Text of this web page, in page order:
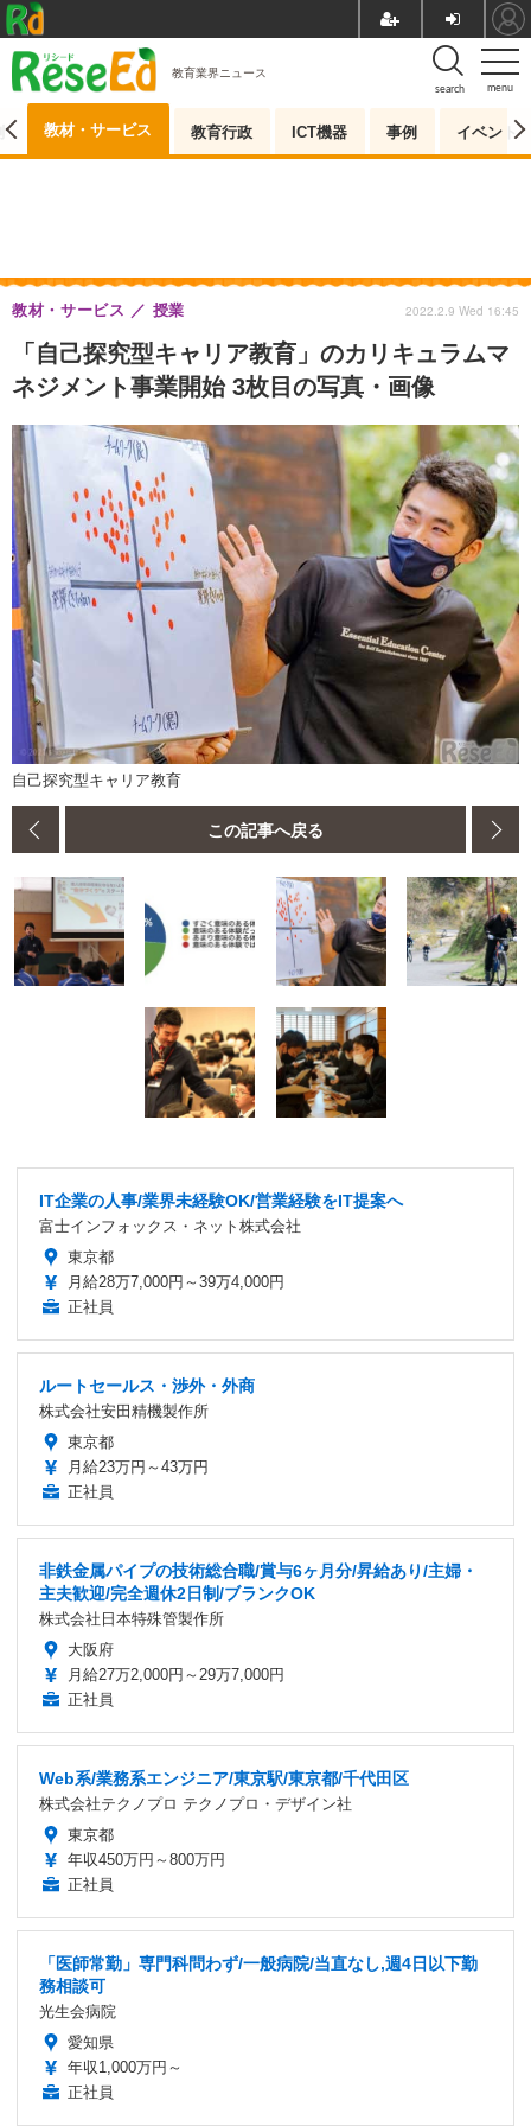
menu
search
教育業界ニュース
教材・サービス 教育行政 ICT機器 事例 イベント
「自己探究型キャリア教育」のカリキュラムマ
ネジメント事業開始 3枚目の写真・画像
教材・サービス 授業 2022.2.9 Wed 16:45
自己探究型キャリア教育
この記事へ戻る
IT企業の人事/業界未経験OK/営業経験をIT提案へ
富士インフォックス・ネット株式会社
東京都
月給28万7,000円～39万4,000円
正社員
ルートセールス・渉外・外商
株式会社安田精機製作所
東京都
月給23万円～43万円
正社員
非鉄金属パイプの技術総合職/賞与6ヶ月分/昇給あり/主婦・
主夫歓迎/完全週休2日制/ブランクOK
株式会社日本特殊管製作所
大阪府
月給27万2,000円～29万7,000円
正社員
Web系/業務系エンジニア/東京駅/東京都/千代田区
株式会社テクノプロ テクノプロ・デザイン社
東京都
年収450万円～800万円
正社員
「医師常勤」専門科問わず/一般病院/当直なし,週4日以下勤
務相談可
光生会病院
愛知県
年収1,000万円～
正社員